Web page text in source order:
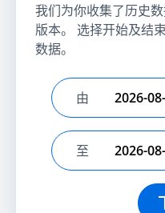
我们为你收集了历史
版本。 选择开始及结
数据。
选择开始日期
由
选择结束日期
至